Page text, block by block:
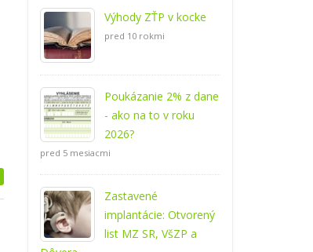
Výhody ZŤP v kocke
pred 10 rokmi
Poukázanie 2% z dane
- ako na to v roku
2026?
pred 5 mesiacmi
Zastavené
implantácie: Otvorený
list MZ SR, VšZP a